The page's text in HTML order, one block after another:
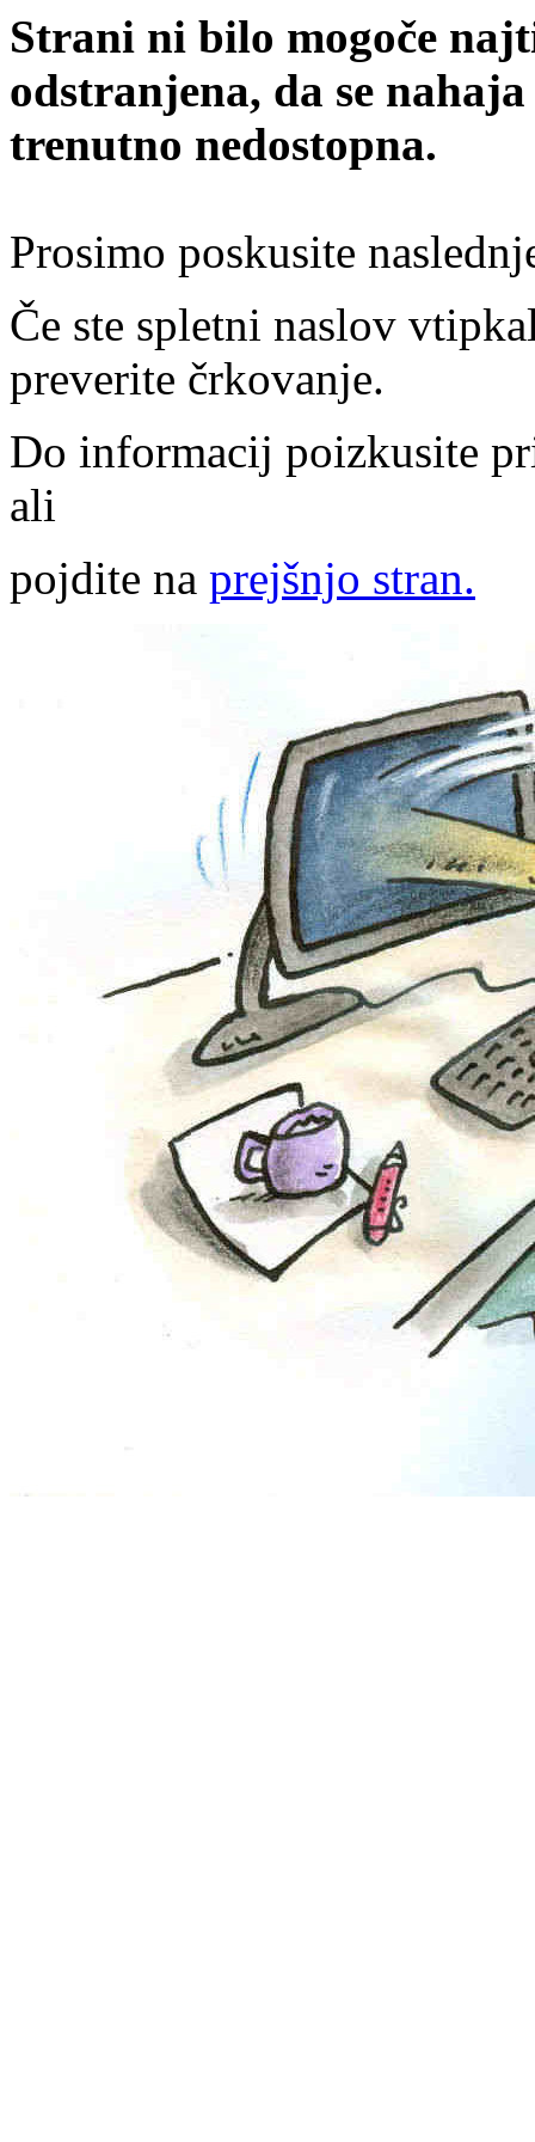
Strani ni bilo mogoče
odstranjena, da se
trenutno nedostopna.
Prosimo poskusite
Če ste spletni naslov
preverite črkovanje.
Do informacij poizkusite
ali
pojdite na prejšnjo stran.